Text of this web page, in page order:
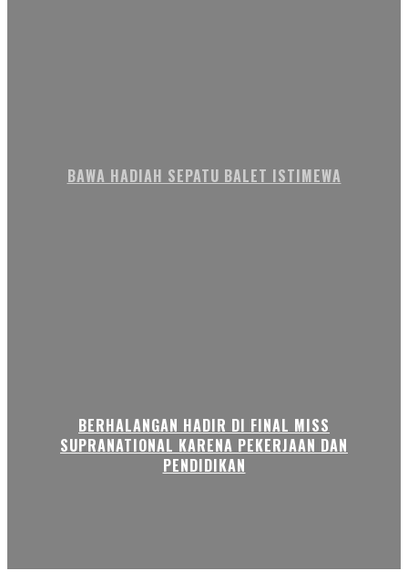
BAWA HADIAH SEPATU BALET ISTIMEWA
BERHALANGAN HADIR DI FINAL MISS
SUPRANATIONAL KARENA PEKERJAAN DAN
PENDIDIKAN